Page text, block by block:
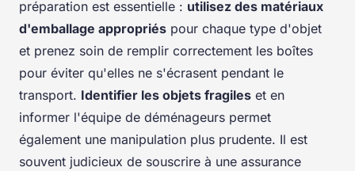
préparation est essentielle : utilisez des matériaux
d'emballage appropriés pour chaque type d'objet
et prenez soin de remplir correctement les boîtes
pour éviter qu'elles ne s'écrasent pendant le
transport. Identifier les objets fragiles et en
informer l'équipe de déménageurs permet
également une manipulation plus prudente. Il est
souvent judicieux de souscrire à une assurance